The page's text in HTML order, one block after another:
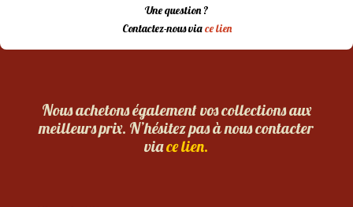
Une question ?
Contactez-nous viace lien
Nous achetons également vos collections aux
meilleurs prix. N’hésitez pas à nous contacter
viace lien.